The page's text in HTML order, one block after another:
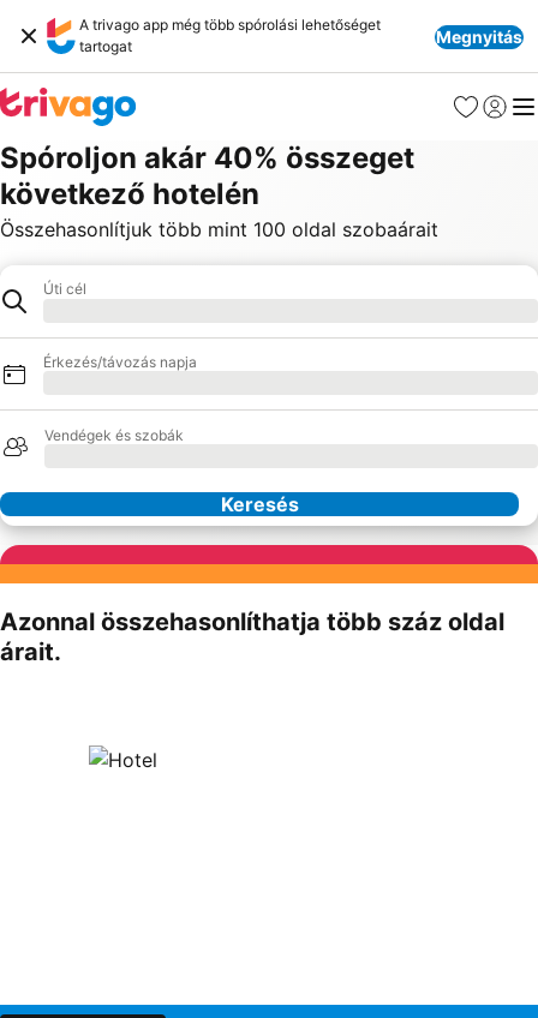
A trivago app még több spórolási lehetőséget
tartogat
Megnyitás
Kedvencek
Spóroljon akár 40% összeget
következő hotelén
Összehasonlítjuk több mint 100 oldal szobaárait
Hotel
Úti cél
Érkezés/távozás napja
Vendégek és szobák
Keresés
Partnereink
Azonnal összehasonlíthatja több száz oldal
árait.